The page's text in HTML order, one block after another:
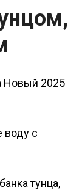
воду с
тунца,